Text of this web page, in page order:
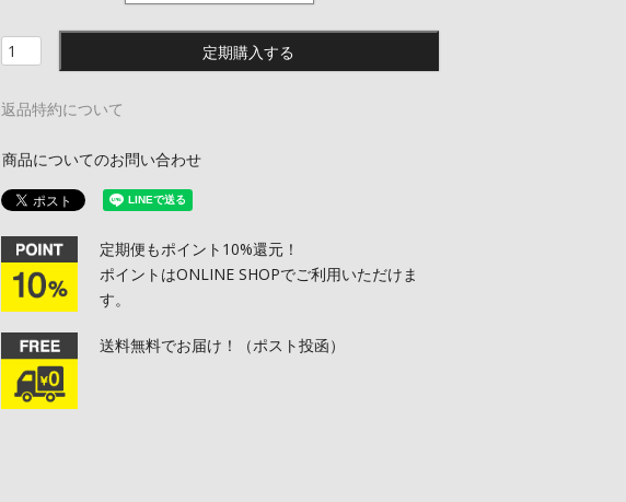
定期購入する
返品特約について
商品についてのお問い合わせ
定期便もポイント10%還元！
ポイントはONLINE SHOPでご利用いただけま
す。
送料無料でお届け！（ポスト投函）